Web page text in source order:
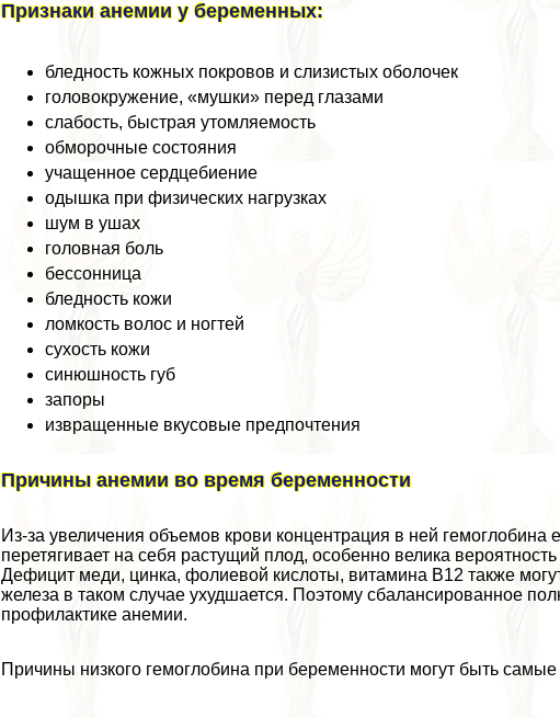
Признаки анемии у беременных:
бледность кожных покровов и слизистых оболочек
головокружение, «мушки» перед глазами
слабость, быстрая утомляемость
обморочные состояния
учащенное сердцебиение
одышка при физических нагрузках
шум в ушах
головная боль
бессонница
бледность кожи
ломкость волос и ногтей
сухость кожи
синюшность губ
запоры
извpaщeнные вкусовые предпочтения
Причины анемии во время беременности
Из-за увеличения объемов крови концентрация в ней
перетягивает на себя растущий плод, особенно велика
Дефицит меди, цинка, фолиевой кислоты, витамина В12 также
железа в таком случае ухудшается. Поэтому сбалансированное
профилактике анемии.
Причины низкого гемоглобина при беременности могут быть